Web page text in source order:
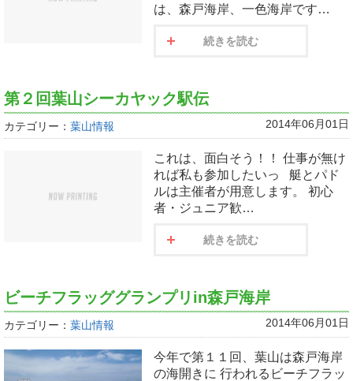
は、森戸海岸、一色海岸です…
続きを読む
第２回葉山シーカヤック駅伝
カテゴリー： 葉山情報 2014年06月01日
これは、面白そう！！ 仕事が無け
れば私も参加したいっ 艇とパド
ルは主催者が用意します。 初心
者・ジュニア歓…
続きを読む
ビーチフラッググランプリin森戸海岸
カテゴリー： 葉山情報 2014年06月01日
今年で第１１回、葉山は森戸海岸
の海開きに 行われるビーチフラッ